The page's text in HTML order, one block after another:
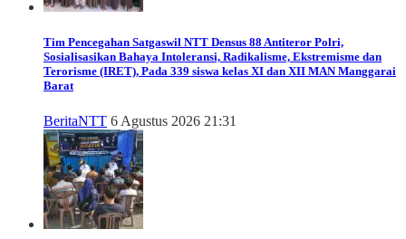
Tim Pencegahan Satgaswil NTT Densus 88 Antiteror Polri,
Sosialisasikan Bahaya Intoleransi, Radikalisme, Ekstremisme dan
Terorisme (IRET), Pada 339 siswa kelas XI dan XII MAN Manggarai
Barat
BeritaNTT 6 Agustus 2026 21:31